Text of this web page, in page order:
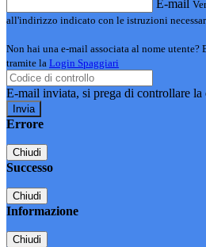
E-mail
all'indirizzo indicato con le istruzioni
Non hai una e-mail associata al nome utente?
tramite la Login Spaggiari
E-mail inviata, si prega di controllare la
Errore
Chiudi
Successo
Chiudi
Informazione
Chiudi